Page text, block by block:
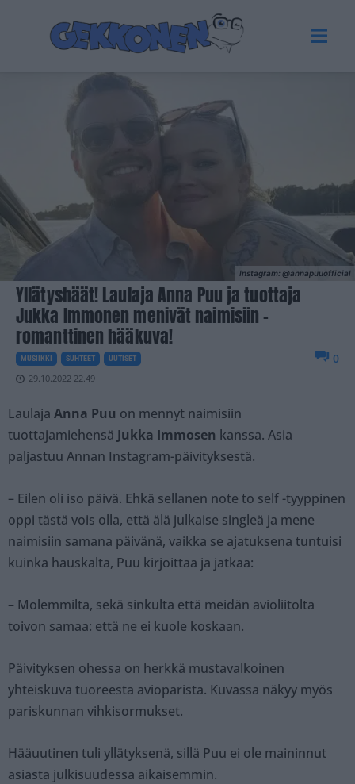
Instagram: @annapuuofficial
Yllätyshäät! Laulaja Anna Puu ja tuottaja
Jukka Immonen menivät naimisiin –
romanttinen hääkuva!
MUSIIKKI SUHTEET UUTISET
29.10.2022 22.49
0
Laulaja Anna Puu on mennyt naimisiin
tuottajamiehensä Jukka Immosen kanssa. Asia
paljastuu Annan Instagram-päivityksestä.
– Eilen oli iso päivä. Ehkä sellanen note to self -tyyppinen
oppi tästä vois olla, että älä julkaise singleä ja mene
naimisiin samana päivänä, vaikka se ajatuksena tuntuisi
kuinka hauskalta, Puu kirjoittaa ja jatkaa:
– Molemmilta, sekä sinkulta että meidän avioliitolta
toivon samaa: että ne ei kuole koskaan.
Päivityksen ohessa on herkkä mustavalkoinen
yhteiskuva tuoreesta avioparista. Kuvassa näkyy myös
pariskunnan vihkisormukset.
Hääuutinen tuli yllätyksenä, sillä Puu ei ole maininnut
asiasta julkisuudessa aikaisemmin.